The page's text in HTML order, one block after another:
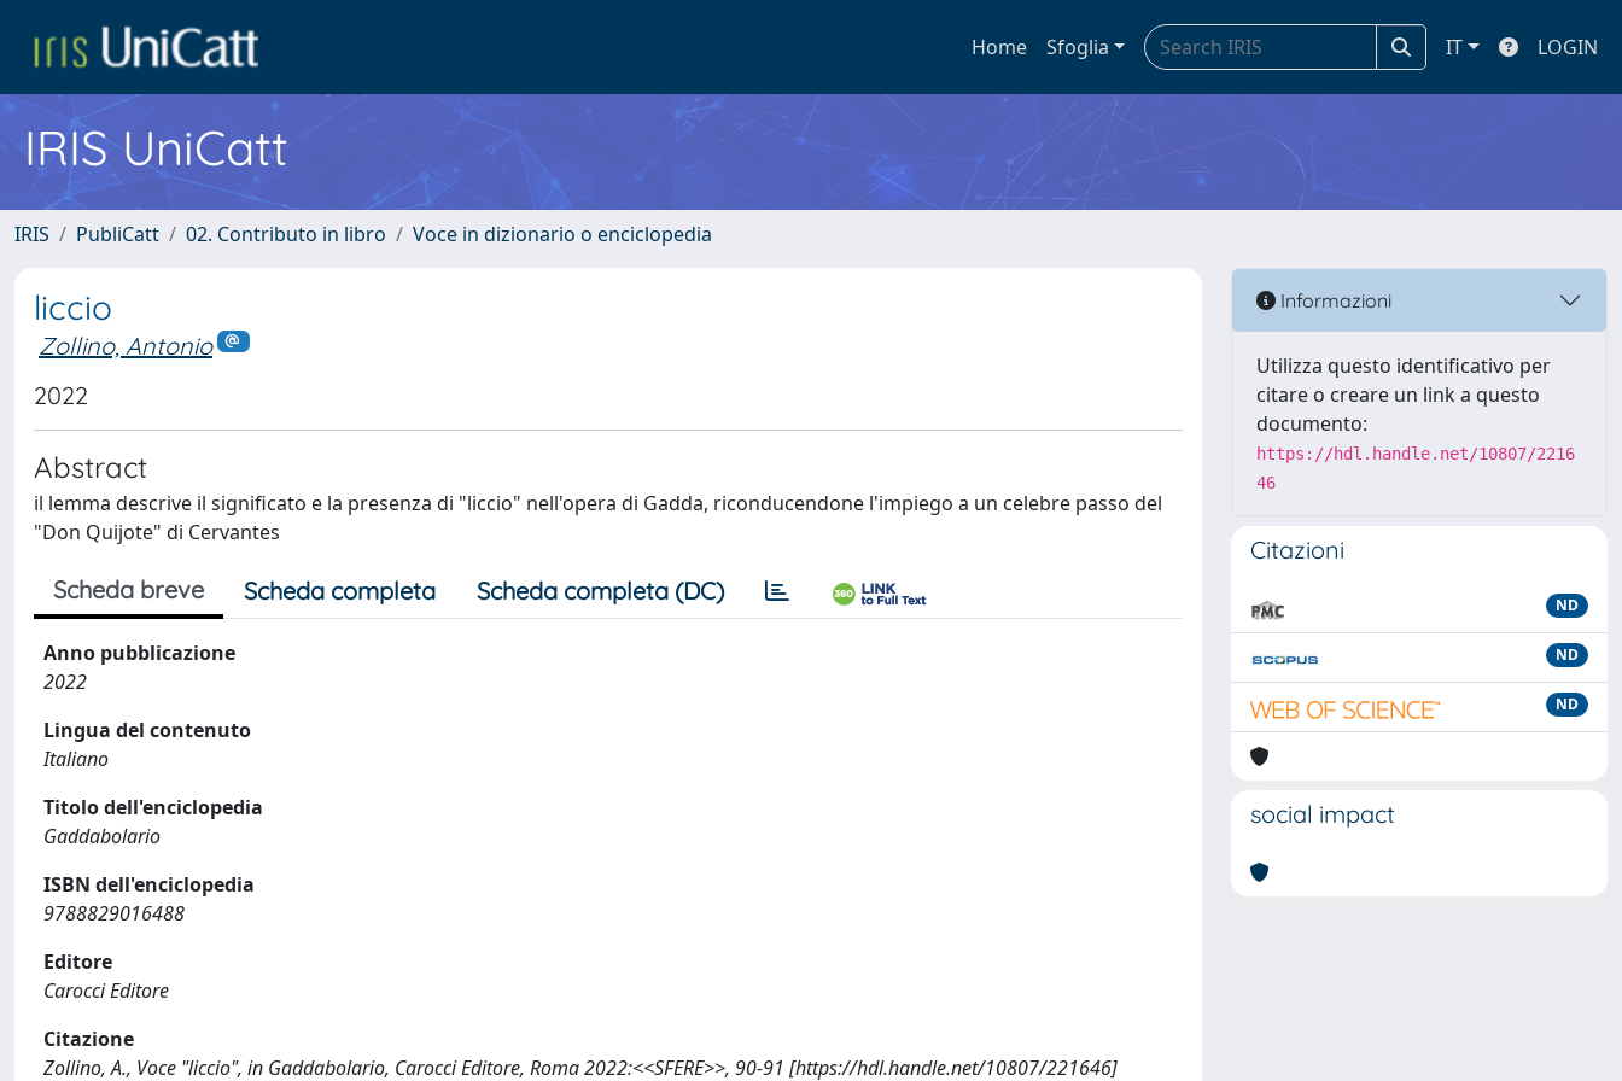
Home Sfoglia IT LOGIN
IRIS UniCatt
IRIS PubliCatt 02. Contributo in libro Voce in dizionario o enciclopedia
liccio
Zollino, Antonio
2022
Abstract
il lemma descrive il significato e la presenza di "liccio" nell'opera di Gadda, riconducendone l'impiego a un celebre passo del
"Don Quijote" di Cervantes
Scheda breve Scheda completa Scheda completa (DC)
Anno pubblicazione
2022
Lingua del contenuto
Italiano
Titolo dell'enciclopedia
Gaddabolario
ISBN dell'enciclopedia
9788829016488
Editore
Carocci Editore
Citazione
Zollino, A., Voce "liccio", in Gaddabolario, Carocci Editore, Roma 2022:<<SFERE>>, 90-91 [https://hdl.handle.net/10807/221646]
Informazioni
Utilizza questo identificativo per
citare o creare un link a questo
documento:
https://hdl.handle.net/10807/2216
46
Citazioni
ND
ND
ND
social impact